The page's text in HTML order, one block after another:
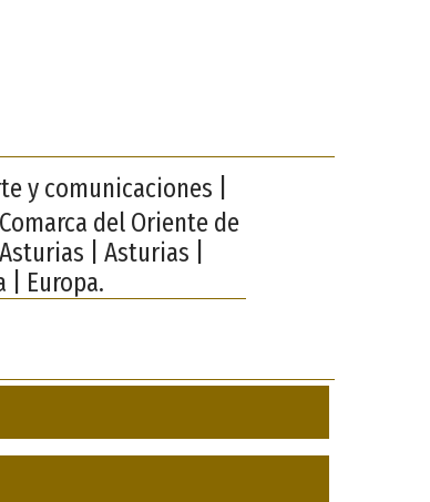
y comunicaciones |
del Oriente de
| Asturias |
| Europa.